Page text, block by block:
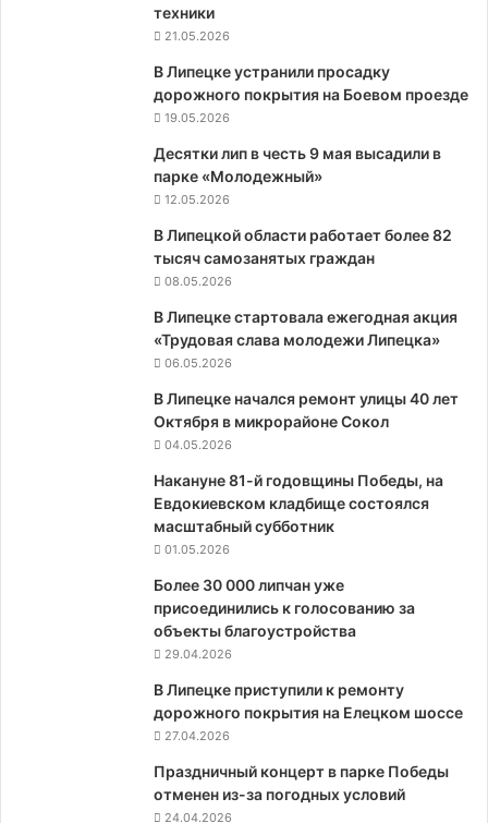
техники
21.05.2026
В Липецке устранили просадку
дорожного покрытия на Боевом проезде
19.05.2026
Десятки лип в честь 9 мая высадили в
парке «Молодежный»
12.05.2026
В Липецкой области работает более 82
тысяч самозанятых граждан
08.05.2026
В Липецке стартовала ежегодная акция
«Трудовая слава молодежи Липецка»
06.05.2026
В Липецке начался ремонт улицы 40 лет
Октября в микрорайоне Сокол
04.05.2026
Накануне 81-й годовщины Победы, на
Евдокиевском кладбище состоялся
масштабный субботник
01.05.2026
Более 30 000 липчан уже
присоединились к голосованию за
объекты благоустройства
29.04.2026
В Липецке приступили к ремонту
дорожного покрытия на Елецком шоссе
27.04.2026
Праздничный концерт в парке Победы
отменен из-за погодных условий
24.04.2026